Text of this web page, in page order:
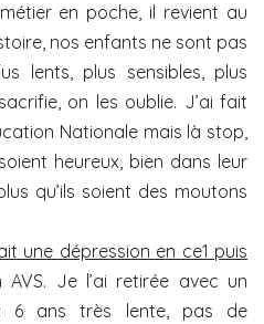
en poche, il revient au
nos enfants ne sont pas
lents, plus sensibles, plus
on les oublie. J’ai fait
Nationale mais là stop,
heureux, bien dans leur
qu’ils soient des moutons
une dépression en ce1 puis
Je l’ai retirée avec un
6 ans très lente, pas de